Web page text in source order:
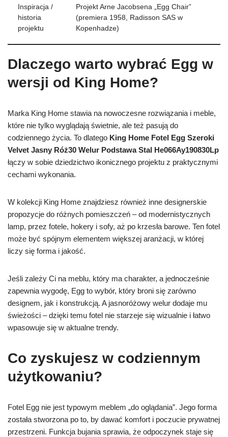
Inspiracja /
historia
projektu
Projekt Arne Jacobsena „Egg Chair”
(premiera 1958, Radisson SAS w
Kopenhadze)
Dlaczego warto wybrać Egg w
wersji od King Home?
Marka King Home stawia na nowoczesne rozwiązania i meble,
które nie tylko wyglądają świetnie, ale też pasują do
codziennego życia. To dlatego King Home Fotel Egg Szeroki
Velvet Jasny Róż30 Welur Podstawa Stal He066Ay190830Lp
łączy w sobie dziedzictwo ikonicznego projektu z praktycznymi
cechami wykonania.
W kolekcji King Home znajdziesz również inne designerskie
propozycje do różnych pomieszczeń – od modernistycznych
lamp, przez fotele, hokery i sofy, aż po krzesła barowe. Ten fotel
może być spójnym elementem większej aranżacji, w której
liczy się forma i jakość.
Jeśli zależy Ci na meblu, który ma charakter, a jednocześnie
zapewnia wygodę, Egg to wybór, który broni się zarówno
designem, jak i konstrukcją. A jasnoróżowy welur dodaje mu
świeżości – dzięki temu fotel nie starzeje się wizualnie i łatwo
wpasowuje się w aktualne trendy.
Co zyskujesz w codziennym
użytkowaniu?
Fotel Egg nie jest typowym meblem „do oglądania”. Jego forma
została stworzona po to, by dawać komfort i poczucie prywatnej
przestrzeni. Funkcja bujania sprawia, że odpoczynek staje się